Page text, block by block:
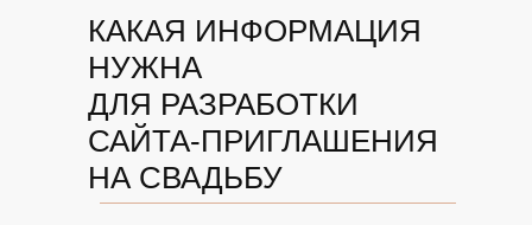
КАКАЯ ИНФОРМАЦИЯ
НУЖНА
ДЛЯ РАЗРАБОТКИ
САЙТА-ПРИГЛАШЕНИЯ
НА СВАДЬБУ